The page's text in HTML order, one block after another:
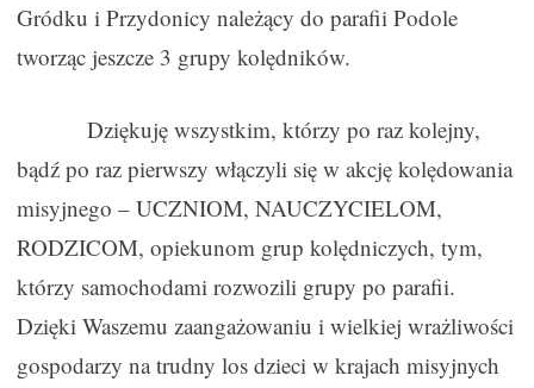
Gródku i Przydonicy należący do parafii Podole
tworząc jeszcze 3 grupy kolędników.
Dziękuję wszystkim, którzy po raz kolejny,
bądź po raz pierwszy włączyli się w akcję kolędowania
misyjnego – UCZNIOM, NAUCZYCIELOM,
RODZICOM, opiekunom grup kolędniczych, tym,
którzy samochodami rozwozili grupy po parafii.
Dzięki Waszemu zaangażowaniu i wielkiej wrażliwości
gospodarzy na trudny los dzieci w krajach misyjnych